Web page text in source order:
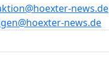
news.de
news.de